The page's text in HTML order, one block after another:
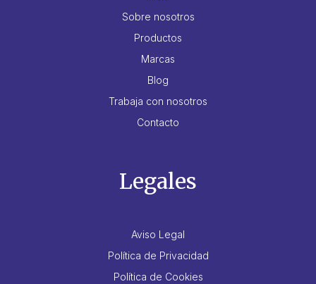
Sobre nosotros
Productos
Marcas
Blog
Trabaja con nosotros
Contacto
Legales
Aviso Legal
Política de Privacidad
Política de Cookies